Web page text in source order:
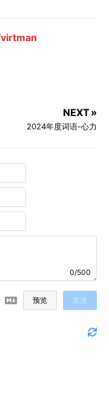
NEXT »
2024年度词语-心力
0/500
预览 发送